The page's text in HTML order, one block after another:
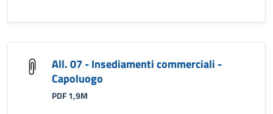
All. 07 - Insediamenti commerciali -
Capoluogo
PDF 1,9M